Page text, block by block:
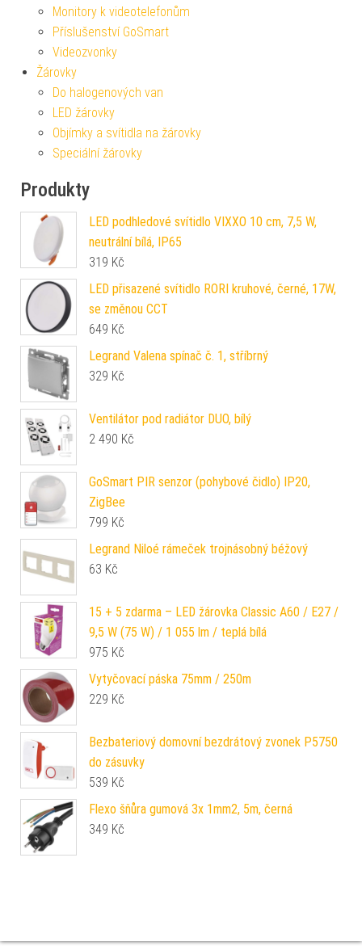
Monitory k videotelefonům
Příslušenství GoSmart
Videozvonky
Žárovky
Do halogenových van
LED žárovky
Objímky a svítidla na žárovky
Speciální žárovky
Produkty
LED podhledové svítidlo VIXXO 10 cm, 7,5 W,
neutrální bílá, IP65
319 Kč
LED přisazené svítidlo RORI kruhové, černé, 17W,
se změnou CCT
649 Kč
Legrand Valena spínač č. 1, stříbrný
329 Kč
Ventilátor pod radiátor DUO, bílý
2 490 Kč
GoSmart PIR senzor (pohybové čidlo) IP20,
ZigBee
799 Kč
Legrand Niloé rámeček trojnásobný béžový
63 Kč
15 + 5 zdarma – LED žárovka Classic A60 / E27 /
9,5 W (75 W) / 1 055 lm / teplá bílá
975 Kč
Vytyčovací páska 75mm / 250m
229 Kč
Bezbateriový domovní bezdrátový zvonek P5750
do zásuvky
539 Kč
Flexo šňůra gumová 3x 1mm2, 5m, černá
349 Kč